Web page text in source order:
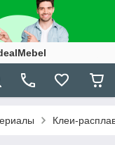
Клеи-